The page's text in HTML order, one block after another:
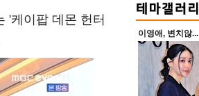
'케이팝 데몬 헌터
이영애, 변치않...